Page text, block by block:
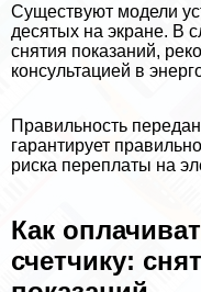
Существуют модели
десятых на экране. В
снятия показаний,
консультацией в
Правильность
гарантирует
риска переплаты на
Как
счетчику: